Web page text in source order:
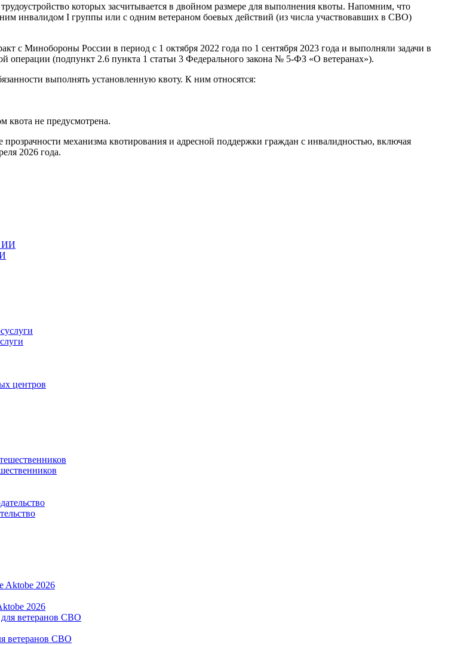
которых засчитывается в двойном размере для выполнения квоты. Напомним, что
инвалидом I группы или с одним ветераном боевых действий (из числа участвовавших в СВО)
с Минобороны России в период с 1 октября 2022 года по 1 сентября 2023 года и выполняли задачи в
операции (подпункт 2.6 пункта 1 статьи 3 Федерального закона № 5-ФЗ «О ветеранах»).
выполнять установленную квоту. К ним относятся:
квота не предусмотрена.
механизма квотирования и адресной поддержки граждан с инвалидностью, включая
2026 года.
центров
2026
ветеранов СВО